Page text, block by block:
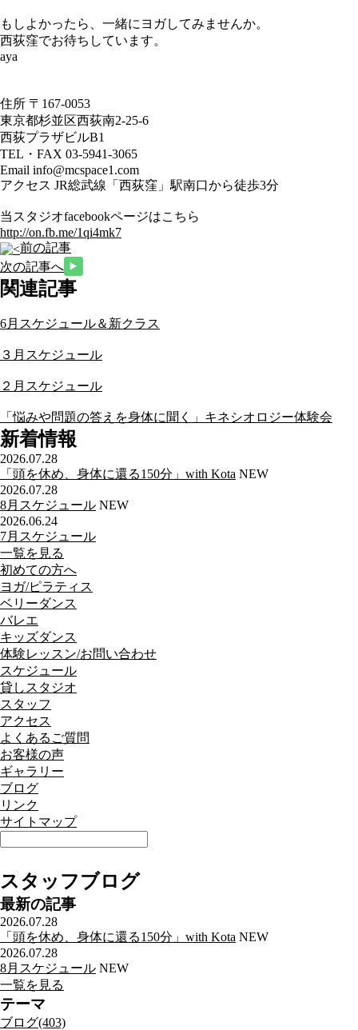
もしよかったら、一緒にヨガしてみませんか。
西荻窪でお待ちしています。
aya
住所 〒167-0053
東京都杉並区西荻南2-25-6
西荻プラザビルB1
TEL・FAX 03-5941-3065
Email info@mcspace1.com
アクセス JR総武線「西荻窪」駅南口から徒歩3分
当スタジオfacebookページはこちら
http://on.fb.me/1qi4mk7
前の記事
次の記事へ
関連記事
6月スケジュール＆新クラス
３月スケジュール
２月スケジュール
「悩みや問題の答えを身体に聞く」キネシオロジー体験会
新着情報
2026.07.28
「頭を休め、身体に還る150分」with Kota NEW
2026.07.28
8月スケジュール NEW
2026.06.24
7月スケジュール
一覧を見る
初めての方へ
ヨガ/ピラティス
ベリーダンス
バレエ
キッズダンス
体験レッスン/お問い合わせ
スケジュール
貸しスタジオ
スタッフ
アクセス
よくあるご質問
お客様の声
ギャラリー
ブログ
リンク
サイトマップ
スタッフブログ
最新の記事
2026.07.28
「頭を休め、身体に還る150分」with Kota NEW
2026.07.28
8月スケジュール NEW
一覧を見る
テーマ
ブログ(403)